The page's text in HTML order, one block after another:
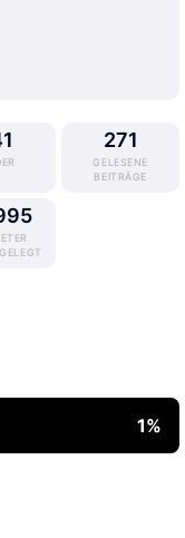
271
GELESENE
BEITRÄGE
1%